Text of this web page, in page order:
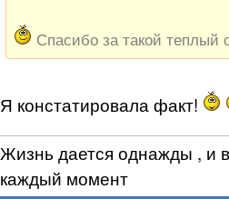
Спасибо за такой теплый
Я констатировала факт!
Жизнь дается однажды , и
каждый момент